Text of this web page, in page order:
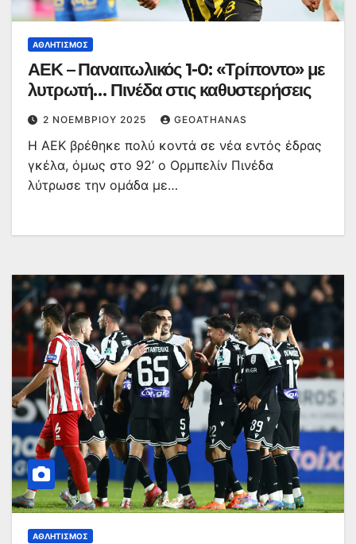
ΑΘΛΗΤΙΣΜΌΣ
ΑΕΚ – Παναιτωλικός 1-0: «Τρίποντο» με
λυτρωτή… Πινέδα στις καθυστερήσεις
2 ΝΟΕΜΒΡΊΟΥ 2025 GEOATHANAS
Η ΑΕΚ βρέθηκε πολύ κοντά σε νέα εντός έδρας
γκέλα, όμως στο 92’ ο Ορμπελίν Πινέδα
λύτρωσε την ομάδα με…
ΑΘΛΗΤΙΣΜΌΣ